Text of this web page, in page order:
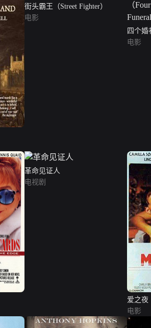
街头霸王（Street Fighter）
电影
四个婚
电影
革命见证人
电视剧
爱之夜
电影